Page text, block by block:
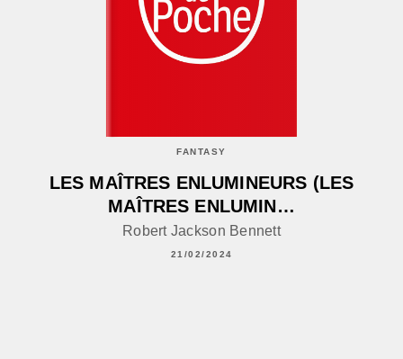
FANTASY
LES MAÎTRES ENLUMINEURS (LES
MAÎTRES ENLUMIN…
Robert Jackson Bennett
21/02/2024